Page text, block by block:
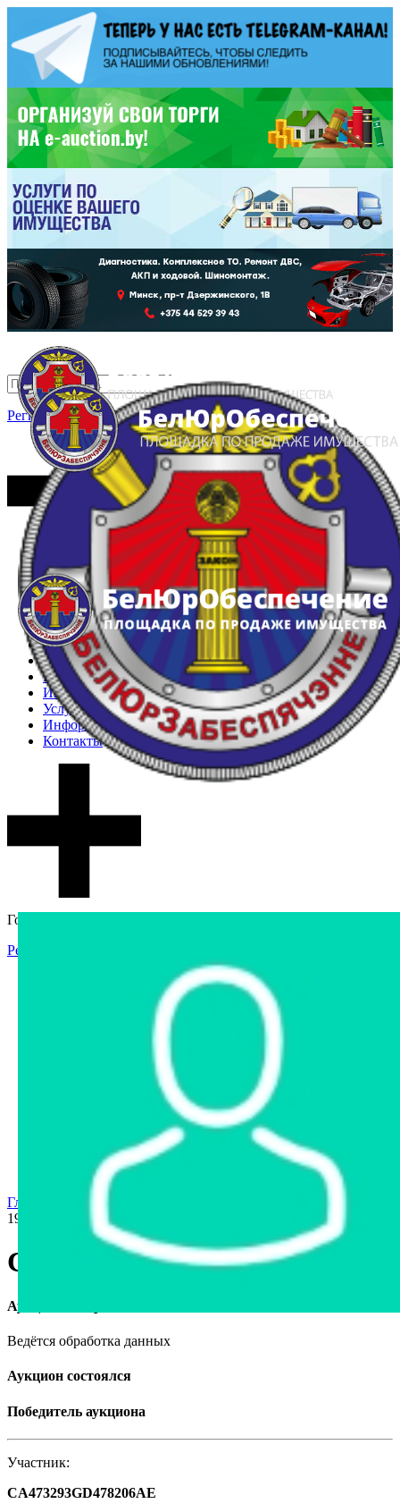
Регистрация Вход
Главная
Арестованное имущество
Реестр несостоявшихся торгов
Реестр переоценок
Частное имущество
Государственное имущество
Интернет-магазин
Интернет-витрина
Услуги
Информация
Контакты
Гостевой доступ
Регистрация
Интернет-магазин
Интернет-витрина
Арестованное имущество
Реестр несостоявшихся торгов
Реестр переоценок
Государственное имущество
Главная страница
1997
Citroen Xantia, 1997
Аукцион завершён
Ведётся обработка данных
Аукцион состоялся
Победитель аукциона
Участник:
CA473293GD478206AE